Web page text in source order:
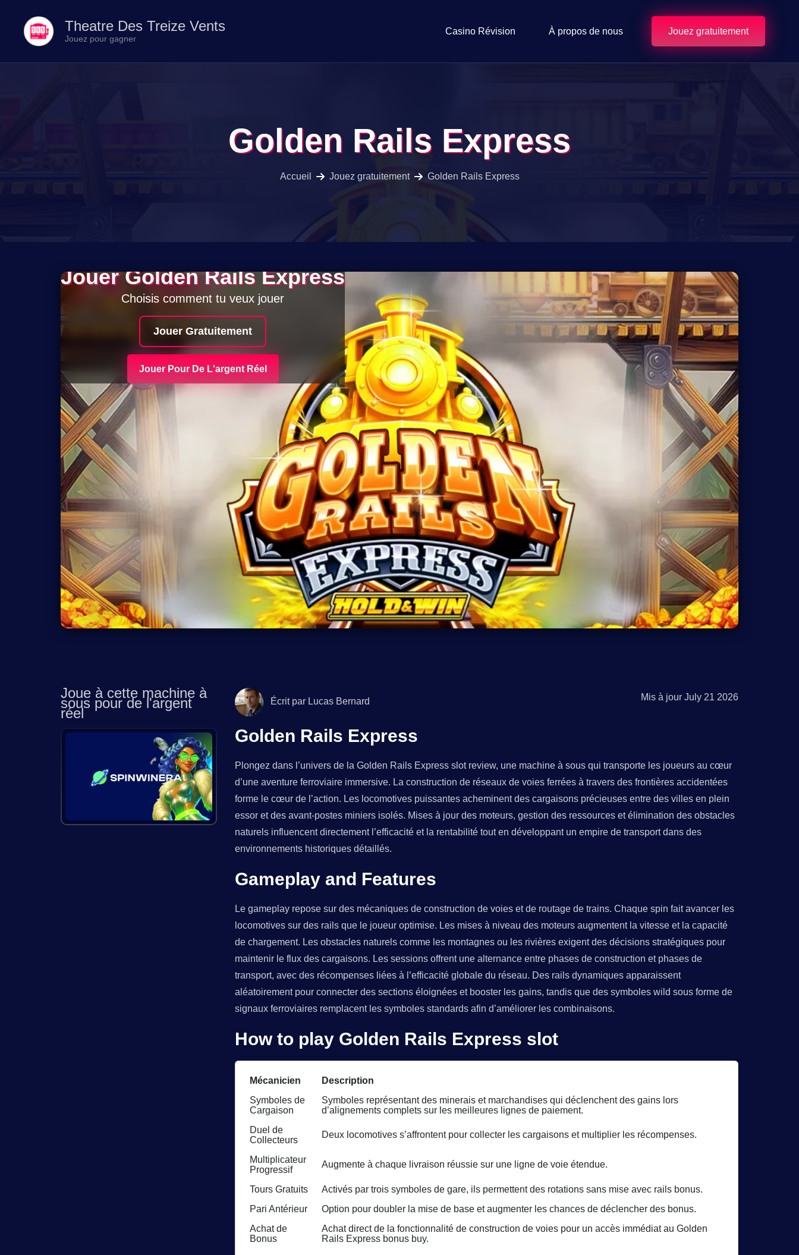
Theatre Des Treize Vents
Jouez pour gagner
Casino Révision À propos de nous Jouez gratuitement
Golden Rails Express
Accueil Jouez gratuitement Golden Rails Express
Jouer Golden Rails Express
Choisis comment tu veux jouer
Jouer Gratuitement
Jouer Pour De L'argent Réel
Joue à cette machine à
sous pour de l'argent
réel
Écrit par Lucas Bernard Mis à jour July 21 2026
Golden Rails Express
Plongez dans l’univers de la Golden Rails Express slot review, une machine à sous qui transporte les joueurs au cœur
d’une aventure ferroviaire immersive. La construction de réseaux de voies ferrées à travers des frontières accidentées
forme le cœur de l’action. Les locomotives puissantes acheminent des cargaisons précieuses entre des villes en plein
essor et des avant-postes miniers isolés. Mises à jour des moteurs, gestion des ressources et élimination des obstacles
naturels influencent directement l’efficacité et la rentabilité tout en développant un empire de transport dans des
environnements historiques détaillés.
Gameplay and Features
Le gameplay repose sur des mécaniques de construction de voies et de routage de trains. Chaque spin fait avancer les
locomotives sur des rails que le joueur optimise. Les mises à niveau des moteurs augmentent la vitesse et la capacité
de chargement. Les obstacles naturels comme les montagnes ou les rivières exigent des décisions stratégiques pour
maintenir le flux des cargaisons. Les sessions offrent une alternance entre phases de construction et phases de
transport, avec des récompenses liées à l’efficacité globale du réseau. Des rails dynamiques apparaissent
aléatoirement pour connecter des sections éloignées et booster les gains, tandis que des symboles wild sous forme de
signaux ferroviaires remplacent les symboles standards afin d’améliorer les combinaisons.
How to play Golden Rails Express slot
Mécanicien
Description
Symboles de
Cargaison
Symboles représentant des minerais et marchandises qui déclenchent des gains lors
d’alignements complets sur les meilleures lignes de paiement.
Duel de
Collecteurs
Deux locomotives s’affrontent pour collecter les cargaisons et multiplier les récompenses.
Multiplicateur
Progressif
Augmente à chaque livraison réussie sur une ligne de voie étendue.
Tours Gratuits
Activés par trois symboles de gare, ils permettent des rotations sans mise avec rails bonus.
Pari Antérieur
Option pour doubler la mise de base et augmenter les chances de déclencher des bonus.
Achat de
Bonus
Achat direct de la fonctionnalité de construction de voies pour un accès immédiat au Golden
Rails Express bonus buy.